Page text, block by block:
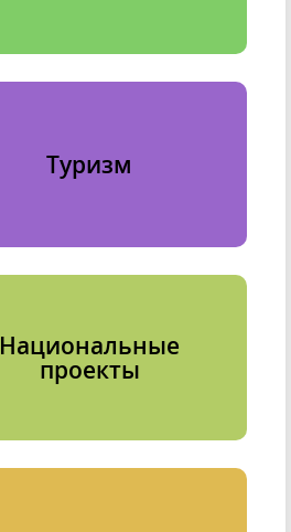
Туризм
Национальные
проекты